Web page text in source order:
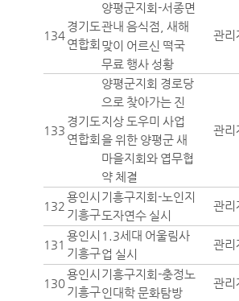
134
경기도
연합회
양평군지회-서종면
관내 음식점, 새해
맞이 어르신 떡국
무료 행사 성황
관리
133
경기도
연합회
양평군지회 경로당
으로 찾아가는 진
지상 도우미 사업
을 위한 양평군 새
마을지회와 엽무협
약 체결
관리
132
용인시
기흥구
기흥구지회-노인지
도자연수 실시
관리
131
용인시
기흥구
1.3세대 어울림사
업 실시
관리
130
용인시
기흥구
기흥구지회-충정노
인대학 문화탐방
관리